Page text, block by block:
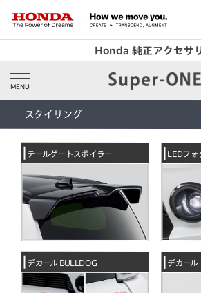
Honda 純正アクセサ
MENU
スタイリング
テールゲートスポイラー LEDフォ
デカール BULLDOG デカール